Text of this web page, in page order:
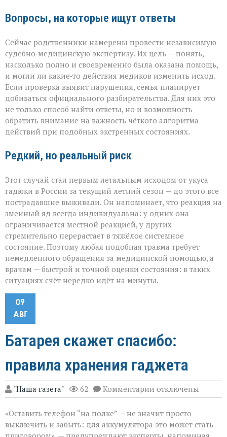
Вопросы, на которые ищут ответы
Сейчас родственники намерены провести независимую
судебно‑медицинскую экспертизу. Их цель — понять,
насколько полно и своевременно была оказана помощь,
и могли ли какие‑то действия медиков изменить исход.
Если проверка выявит нарушения, семья планирует
добиваться официального разбирательства. Для них это
не только способ найти ответы, но и возможность
обратить внимание на важность чёткого алгоритма
действий при подобных экстренных состояниях.
Редкий, но реальный риск
Этот случай стал первым летальным исходом от укуса
гадюки в России за текущий летний сезон — до этого все
пострадавшие выживали. Он напоминает, что реакция на
змеиный яд всегда индивидуальна: у одних она
ограничивается местной реакцией, у других
стремительно перерастает в тяжёлое системное
состояние. Поэтому любая подобная травма требует
немедленного обращения за медицинской помощью, а
врачам — быстрой и точной оценки состояния: в таких
ситуациях счёт нередко идёт на минуты.
09
АВГ
Батарея скажет спасибо:
правила хранения гаджета
"Наша газета" 62 Комментарии к
записи
скажет
спасибо:
отключены
«Оставить телефон “на полке” — не значит просто
выключить и забыть: для аккумулятора это может стать